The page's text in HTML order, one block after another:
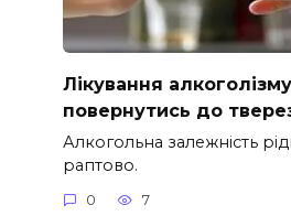
Лікування
повернутись до
Алкогольна залежність
раптово.
0 7